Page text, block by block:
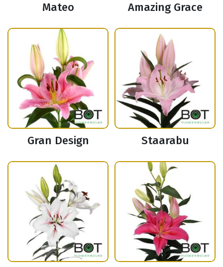
Mateo Amazing Grace
Gran Design Staarabu